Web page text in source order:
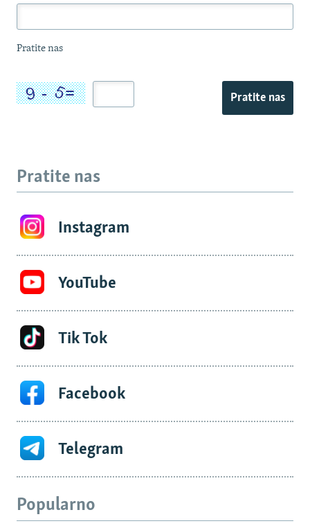
Pratite nas
Pratite nas
Pratite nas
Instagram
YouTube
Tik Tok
Facebook
Telegram
Popularno